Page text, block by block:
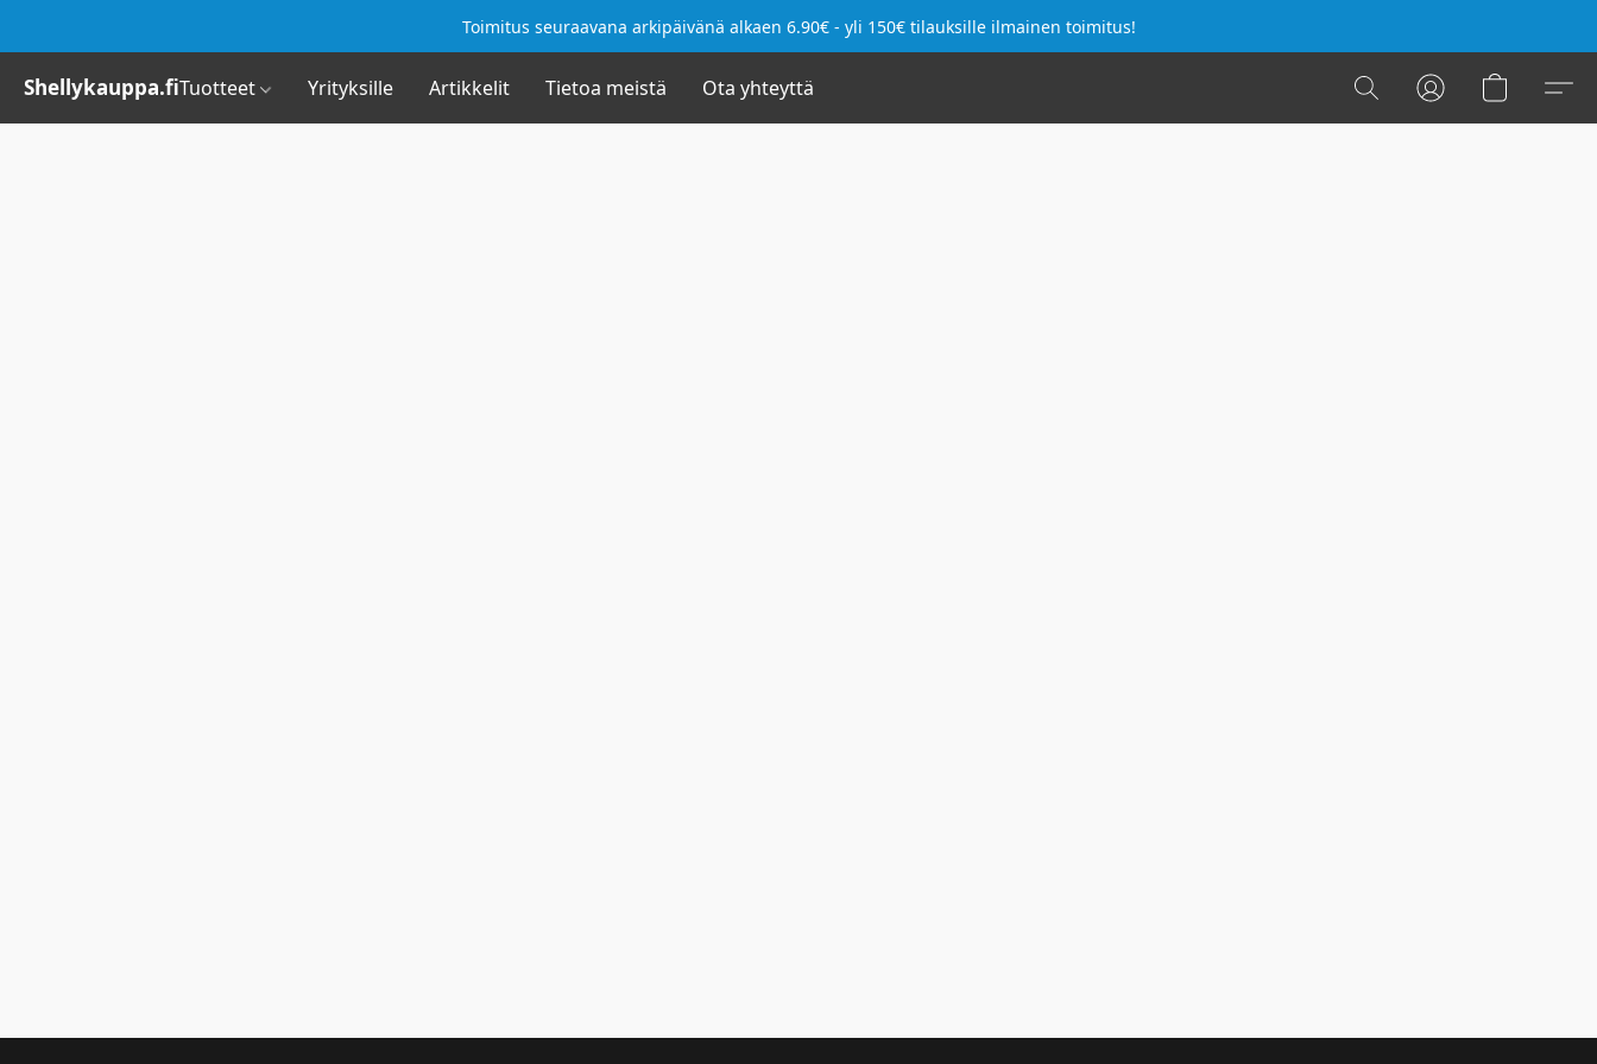
Toimitus seuraavana arkipäivänä alkaen 6.90€ - yli 150€ tilauksille ilmainen toimitus!
Shellykauppa.fiTuotteet Yrityksille Artikkelit Tietoa meistä Ota yhteyttä